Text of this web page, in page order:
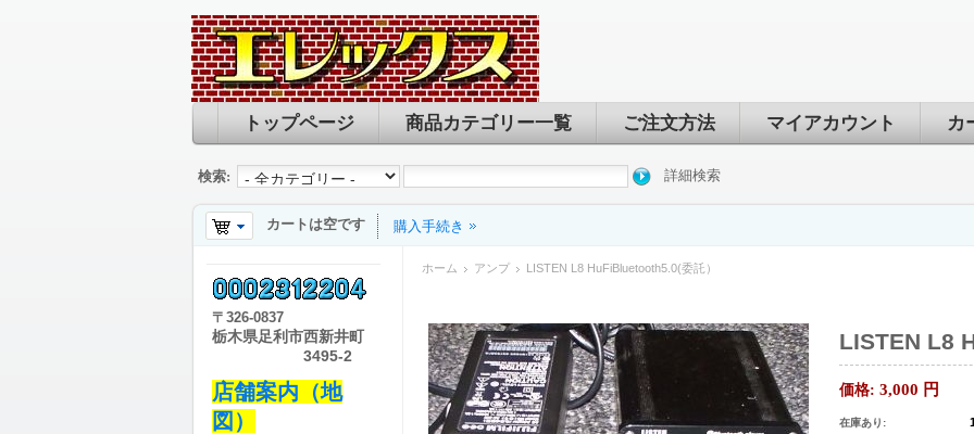
トップページ 商品カテゴリー一覧 ご注文方法 マイアカウント カ
検索: 詳細検索
カートは空です 購入手続き
ホーム アンプ LISTEN L8 HuFiBluetooth5.0(委託）
LISTEN L8
価格: 3,000 円
在庫あり:
〒 326-0837
栃木県足利市西新井町
3495-2
店舗案内（地
図）